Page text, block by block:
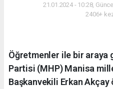
21.01.2024 - 10:28,
2406+
Öğretmenler ile bir
Partisi (MHP) Manisa
Başkanvekili Erkan